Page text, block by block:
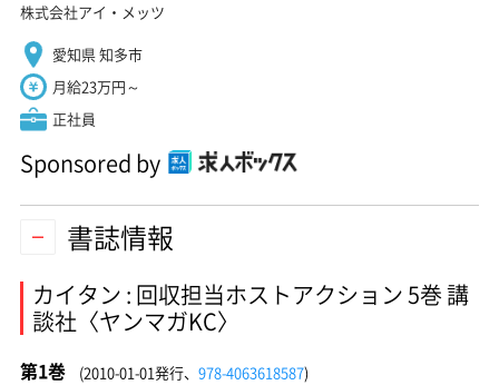
株式会社アイ・メッツ
愛知県 知多市
月給23万円～
正社員
Sponsored by
書誌情報
カイタン : 回収担当ホストアクション 5巻 講
談社〈ヤンマガKC〉
第1巻 (2010-01-01発行、 978-4063618587)